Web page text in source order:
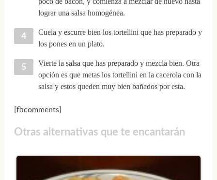
lograr una salsa homogénea.
Cuela y escurre bien los tortellini que has preparado y
los pones en un plato.
Vierte la salsa que has preparado y mezcla bien. Otra
opción es que metas los tortellini en la cacerola con la
salsa y estos queden muy bien bañados por esta.
[fbcomments]
Otras alternativas que te encantarán